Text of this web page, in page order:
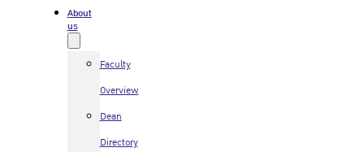
About
us
Faculty
Overview
Dean
Directory